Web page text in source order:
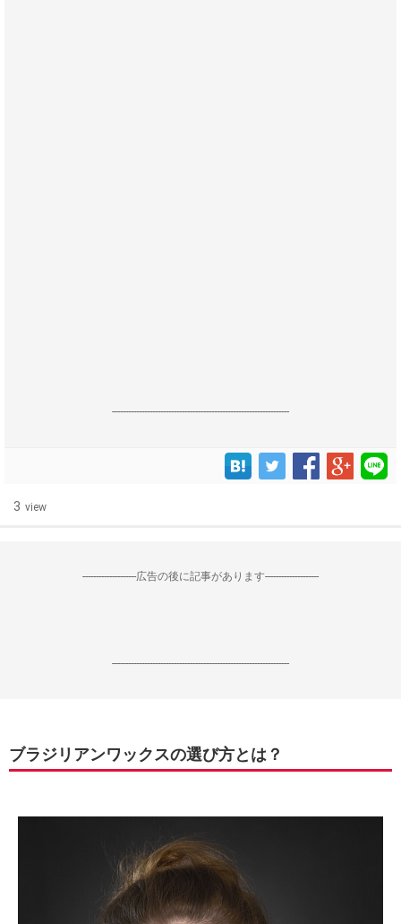
------------------------------------------------------------------
3 view
--------------------広告の後に記事があります--------------------
------------------------------------------------------------------
ブラジリアンワックスの選び方とは？